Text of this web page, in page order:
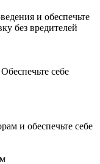
и обеспечьте
без вредителей
себе
и обеспечьте себе